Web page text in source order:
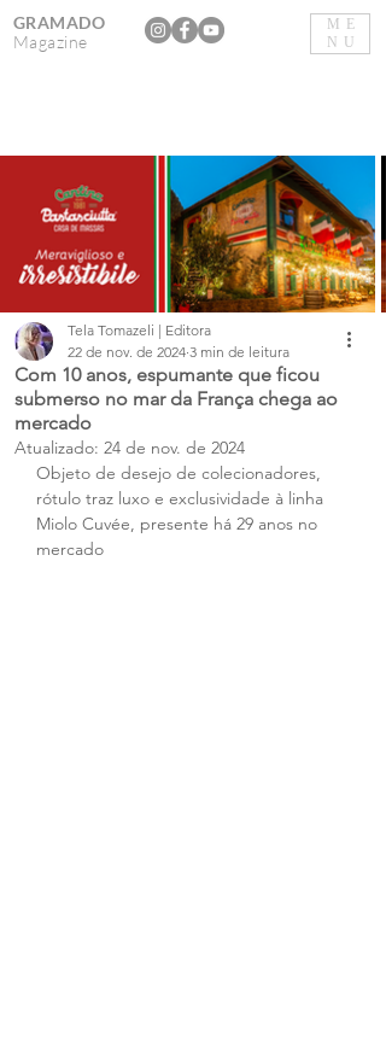
ME
NU
GRAMADO
Magazine
Com 10 anos, espumante que ficou
submerso no mar da França chega ao
mercado
Tela Tomazeli | Editora
22 de nov. de 2024 3 min de leitura
Atualizado: 24 de nov. de 2024
Objeto de desejo de colecionadores,
rótulo traz luxo e exclusividade à linha
Miolo Cuvée, presente há 29 anos no
mercado